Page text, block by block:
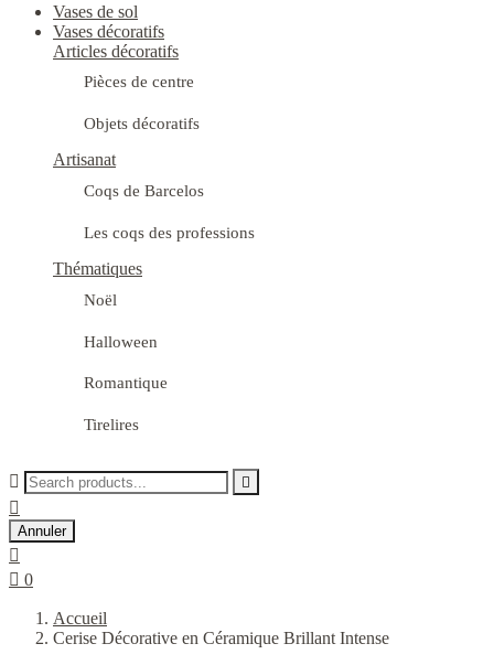
Vases de sol
Vases décoratifs
Articles décoratifs
Pièces de centre
Objets décoratifs
Artisanat
Coqs de Barcelos
Les coqs des professions
Thématiques
Noël
Halloween
Romantique
Tirelires
 

Annuler

 0
Accueil
Cerise Décorative en Céramique Brillant Intense